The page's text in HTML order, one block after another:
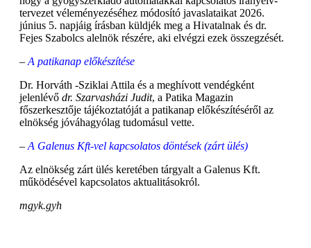
tervezet véleményezéséhez módosító javaslataikat 2026.
június 5. napjáig írásban küldjék meg a Hivatalnak és dr.
Fejes Szabolcs alelnök részére, aki elvégzi ezek összegzését.
– A patikanap előkészítése
Dr. Horváth -Sziklai Attila és a meghívott vendégként
jelenlévő dr. Szarvasházi Judit, a Patika Magazin
főszerkesztője tájékoztatóját a patikanap előkészítéséről az
elnökség jóváhagyólag tudomásul vette.
– A Galenus Kft-vel kapcsolatos döntések (zárt ülés)
Az elnökség zárt ülés keretében tárgyalt a Galenus Kft.
működésével kapcsolatos aktualitásokról.
mgyk.gyh